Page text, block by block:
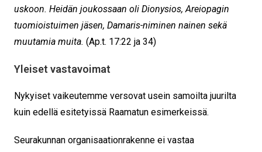
uskoon. Heidän joukossaan oli Dionysios, Areiopagin
tuomioistuimen jäsen, Damaris-niminen nainen sekä
muutamia muita. (Ap.t. 17:22 ja 34)
Yleiset vastavoimat
Nykyiset vaikeutemme versovat usein samoilta juurilta
kuin edellä esitetyissä Raamatun esimerkeissä.
Seurakunnan organisaationrakenne ei vastaa